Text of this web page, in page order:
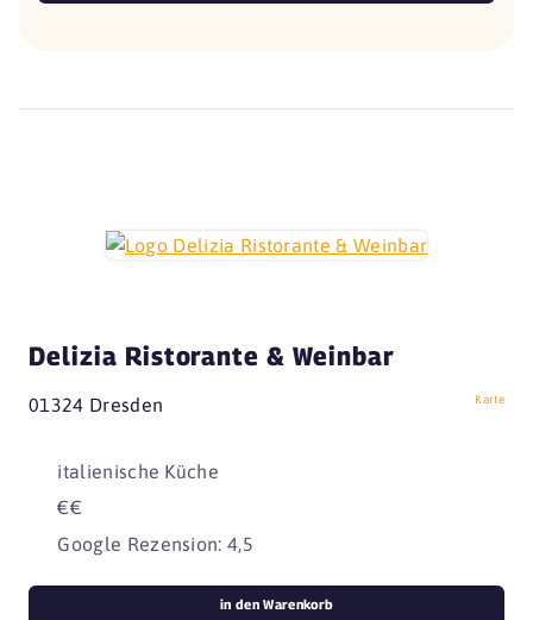
Delizia Ristorante & Weinbar
01324 Dresden Karte
italienische Küche
€€
Google Rezension: 4,5
in den Warenkorb